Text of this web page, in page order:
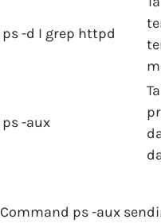
ps -d I grep httpd
ps -aux
Command ps -aux